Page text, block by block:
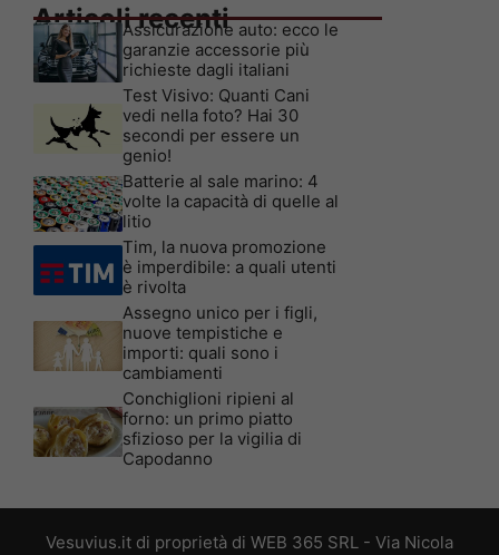
Articoli recenti
Assicurazione auto: ecco le
garanzie accessorie più
richieste dagli italiani
Test Visivo: Quanti Cani
vedi nella foto? Hai 30
secondi per essere un
genio!
Batterie al sale marino: 4
volte la capacità di quelle al
litio
Tim, la nuova promozione
è imperdibile: a quali utenti
è rivolta
Assegno unico per i figli,
nuove tempistiche e
importi: quali sono i
cambiamenti
Conchiglioni ripieni al
forno: un primo piatto
sfizioso per la vigilia di
Capodanno
Vesuvius.it di proprietà di WEB 365 SRL - Via Nicola